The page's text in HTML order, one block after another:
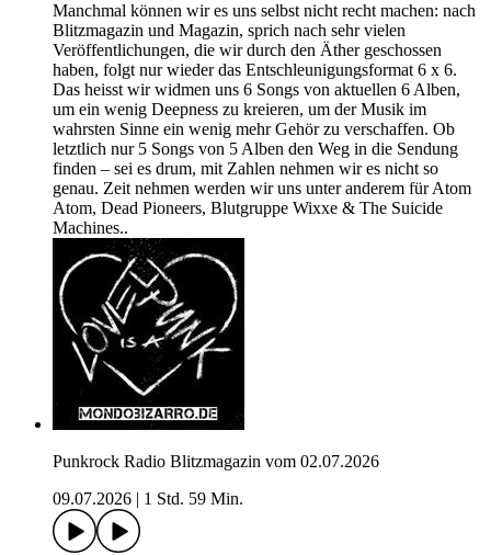
Manchmal können wir es uns selbst nicht recht machen: nach
Blitzmagazin und Magazin, sprich nach sehr vielen
Veröffentlichungen, die wir durch den Äther geschossen
haben, folgt nur wieder das Entschleunigungsformat 6 x 6.
Das heisst wir widmen uns 6 Songs von aktuellen 6 Alben,
um ein wenig Deepness zu kreieren, um der Musik im
wahrsten Sinne ein wenig mehr Gehör zu verschaffen. Ob
letztlich nur 5 Songs von 5 Alben den Weg in die Sendung
finden – sei es drum, mit Zahlen nehmen wir es nicht so
genau. Zeit nehmen werden wir uns unter anderem für Atom
Atom, Dead Pioneers, Blutgruppe Wixxe & The Suicide
Machines..
Punkrock Radio Blitzmagazin vom 02.07.2026
09.07.2026
1 Std. 59 Min.